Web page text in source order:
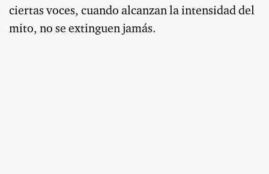
ciertas voces, cuando alcanzan la intensidad del
mito, no se extinguen jamás.